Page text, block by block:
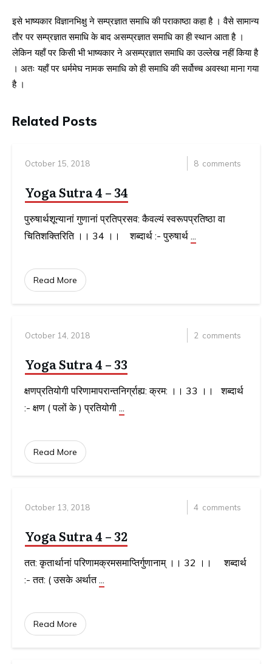
इसे भाष्यकार विज्ञानभिक्षु ने सम्प्रज्ञात समाधि की पराकाष्ठा कहा है । वैसे सामान्य
तौर पर सम्प्रज्ञात समाधि के बाद असम्प्रज्ञात समाधि का ही स्थान आता है ।
लेकिन यहाँ पर किसी भी भाष्यकार ने असम्प्रज्ञात समाधि का उल्लेख नहीं किया है
। अतः यहाँ पर धर्ममेघ नामक समाधि को ही समाधि की सर्वोच्च अवस्था माना गया
है ।
Related Posts
October 15, 2018 8 comments
Yoga Sutra 4 – 34
पुरुषार्थशून्यानां गुणानां प्रतिप्रसव: कैवल्यं स्वरूपप्रतिष्ठा वा
चितिशक्तिरिति ।। 34 ।। शब्दार्थ :- पुरुषार्थ ...
Read More
October 14, 2018 2 comments
Yoga Sutra 4 – 33
क्षणप्रतियोगी परिणामापरान्तनिर्ग्राह्य: क्रम: ।। 33 ।। शब्दार्थ
:- क्षण ( पलों के ) प्रतियोगी ...
Read More
October 13, 2018 4 comments
Yoga Sutra 4 – 32
तत: कृतार्थानां परिणामक्रमसमाप्तिर्गुणानाम् ।। 32 ।। शब्दार्थ
:- तत: ( उसके अर्थात...
Read More